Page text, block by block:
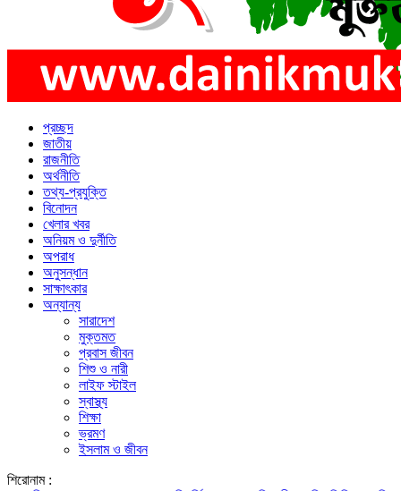
প্রচ্ছদ
জাতীয়
রাজনীতি
অর্থনীতি
তথ্য-প্রযুক্তি
বিনোদন
খেলার খবর
অনিয়ম ও দুর্নীতি
অপরাধ
অনুসন্ধান
সাক্ষাৎকার
অন্যান্য
সারাদেশ
মুক্তমত
প্রবাস জীবন
শিশু ও নারী
লাইফ স্টাইল
স্বাস্থ্য
শিক্ষা
ভ্রমণ
ইসলাম ও জীবন
শিরোনাম :